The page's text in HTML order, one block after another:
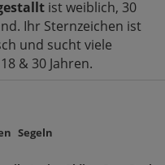
ist weiblich, 30
Ihr Sternzeichen ist
und sucht viele
& 30 Jahren.
Segeln